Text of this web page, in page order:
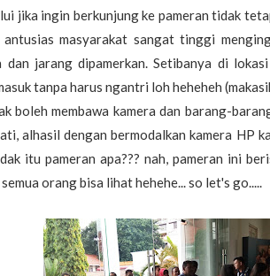
jika ingin berkunjung ke pameran tidak
antusias masyarakat sangat tinggi
dan jarang dipamerkan. Setibanya di
tanpa harus ngantri loh heheheh
boleh membawa kamera dan barang-
alhasil dengan bermodalkan kamera HP
itu pameran apa??? nah, pameran ini
orang bisa lihat hehehe... so let's go.....